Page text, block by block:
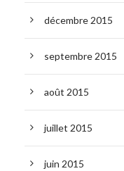
décembre 2015
septembre 2015
août 2015
juillet 2015
juin 2015